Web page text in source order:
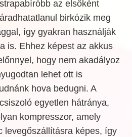
az elsőként
birkózik meg
így gyakran használják
is. Ehhez képest az akkus
hogy nem akadályoz
lehet ott is
hova bedugni. A
egyetlen hátránya,
kompresszor, amely
levegőszállításra képes, így